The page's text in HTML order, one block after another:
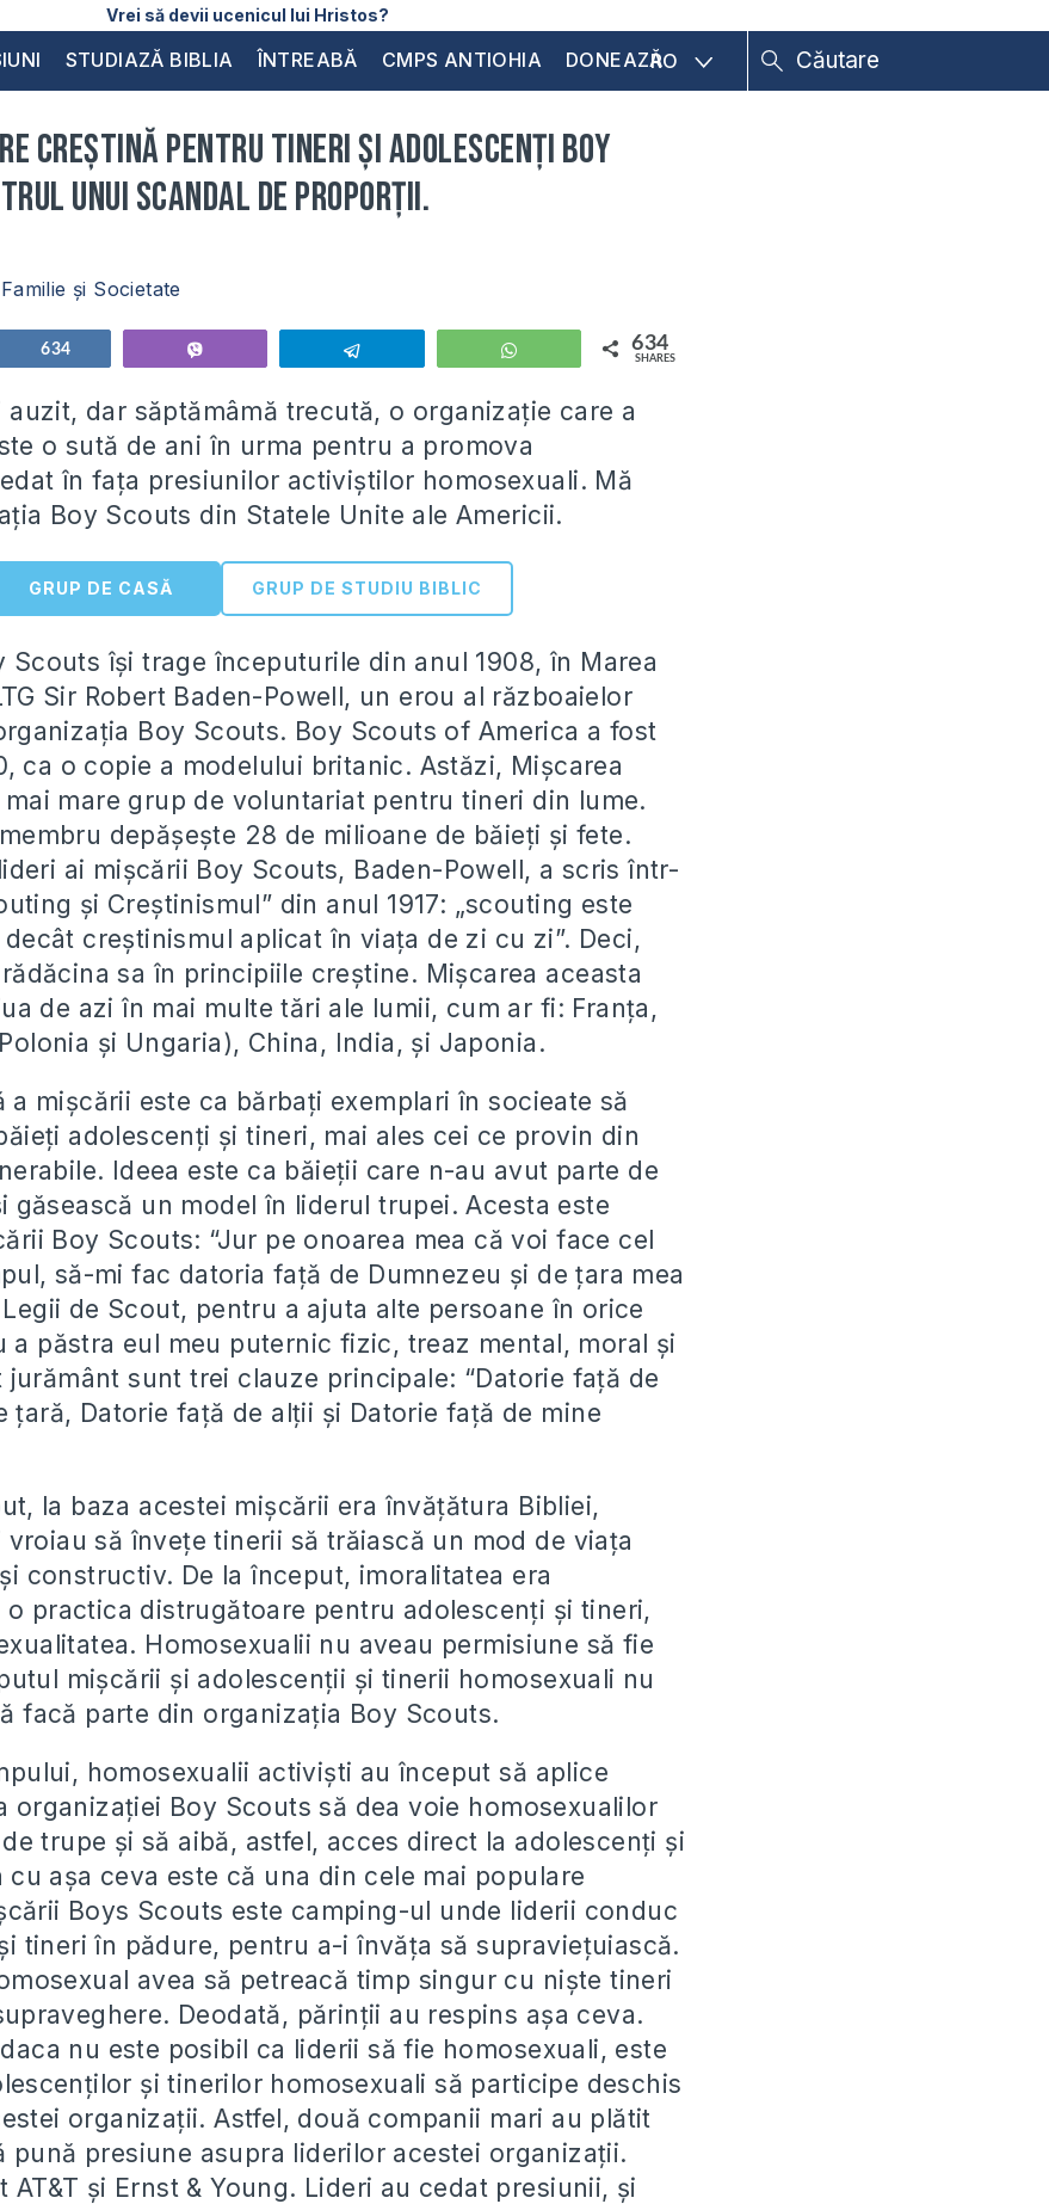
Vrei să devii ucenicul lui Hristos?
STUDIAZĂ BIBLIA ÎNTREABĂ CMPS ANTIOHIA DONEAZĂRO
creștină pentru tineri și adolescenți Boy
unui scandal de proporții.
Familie și Societate
Share634 WhatsApp 634
SHARES
auzit, dar săptămâmă trecută, o organizație care a
o sută de ani în urma pentru a promova
în fața presiunilor activiștilor homosexuali. Mă
Boy Scouts din Statele Unite ale Americii.
GRUP DE CASĂ GRUP DE STUDIU BIBLIC
Scouts își trage începuturile din anul 1908, în Marea
Sir Robert Baden-Powell, un erou al războaielor
Boy Scouts. Boy Scouts of America a fost
ca o copie a modelului britanic. Astăzi, Mișcarea
mare grup de voluntariat pentru tineri din lume.
depășește 28 de milioane de băieți și fete.
ai mișcării Boy Scouts, Baden-Powell, a scris într-
și Creștinismul” din anul 1917: „scouting este
creștinismul aplicat în viața de zi cu zi”. Deci,
sa în principiile creștine. Mișcarea aceasta
de azi în mai multe tări ale lumii, cum ar fi: Franța,
și Ungaria), China, India, și Japonia.
a mișcării este ca bărbați exemplari în socieate să
adolescenți și tineri, mai ales cei ce provin din
Ideea este ca băieții care n-au avut parte de
găsească un model în liderul trupei. Acesta este
Boy Scouts: “Jur pe onoarea mea că voi face cel
să-mi fac datoria față de Dumnezeu și de țara mea
de Scout, pentru a ajuta alte persoane în orice
a păstra eul meu puternic fizic, treaz mental, moral și
jurământ sunt trei clauze principale: “Datorie față de
țară, Datorie față de alții și Datorie față de mine
la baza acestei mișcării era învățătura Bibliei,
să învețe tinerii să trăiască un mod de viața
constructiv. De la început, imoralitatea era
o practica distrugătoare pentru adolescenți și tineri,
Homosexualii nu aveau permisiune să fie
mișcării și adolescenții și tinerii homosexuali nu
facă parte din organizația Boy Scouts.
homosexualii activiști au început să aplice
organizației Boy Scouts să dea voie homosexualilor
trupe și să aibă, astfel, acces direct la adolescenți și
cu așa ceva este că una din cele mai populare
Boys Scouts este camping-ul unde liderii conduc
tineri în pădure, pentru a-i învăța să supraviețuiască.
avea să petreacă timp singur cu niște tineri
Deodată, părinții au respins așa ceva.
nu este posibil ca liderii să fie homosexuali, este
și tinerilor homosexuali să participe deschis
organizații. Astfel, două companii mari au plătit
pună presiune asupra liderilor acestei organizații.
AT&T și Ernst & Young. Lideri au cedat presiunii, și